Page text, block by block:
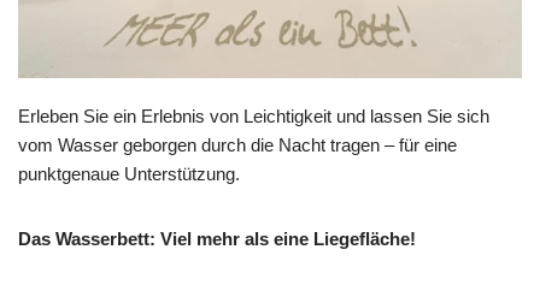
Erleben Sie ein Erlebnis von Leichtigkeit und lassen Sie sich
vom Wasser geborgen durch die Nacht tragen – für eine
punktgenaue Unterstützung.
Das Wasserbett: Viel mehr als eine Liegefläche!